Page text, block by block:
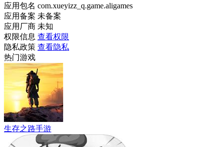
应用包名 com.xueyizz_q.game.aligames
应用备案 未备案
应用厂商 未知
权限信息 查看权限
隐私政策 查看隐私
热门游戏
生存之路手游